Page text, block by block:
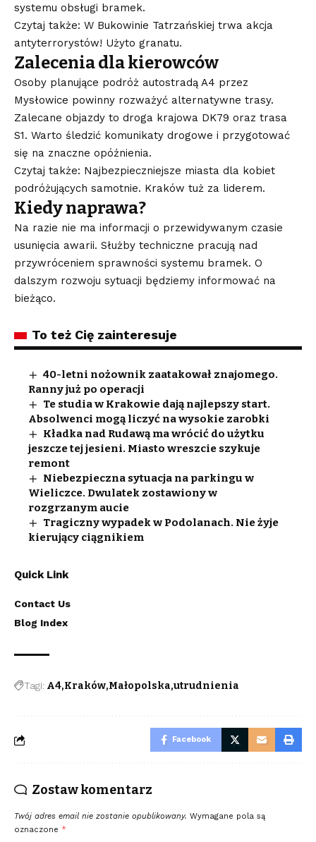
systemu obsługi bramek.
Czytaj także: W Bukowinie Tatrzańskiej trwa akcja
antyterrorystów! Użyto granatu.
Zalecenia dla kierowców
Osoby planujące podróż autostradą A4 przez
Mysłowice powinny rozważyć alternatywne trasy.
Zalecane objazdy to droga krajowa DK79 oraz trasa
S1. Warto śledzić komunikaty drogowe i przygotować
się na znaczne opóźnienia.
Czytaj także: Najbezpieczniejsze miasta dla kobiet
podróżujących samotnie. Kraków tuż za liderem.
Kiedy naprawa?
Na razie nie ma informacji o przewidywanym czasie
usunięcia awarii. Służby techniczne pracują nad
przywróceniem sprawności systemu bramek. O
dalszym rozwoju sytuacji będziemy informować na
bieżąco.
To też Cię zainteresuje
40-letni nożownik zaatakował znajomego.
Ranny już po operacji
Te studia w Krakowie dają najlepszy start.
Absolwenci mogą liczyć na wysokie zarobki
Kładka nad Rudawą ma wrócić do użytku
jeszcze tej jesieni. Miasto wreszcie szykuje
remont
Niebezpieczna sytuacja na parkingu w
Wieliczce. Dwulatek zostawiony w
rozgrzanym aucie
Tragiczny wypadek w Podolanach. Nie żyje
kierujący ciągnikiem
Quick Link
Contact Us
Blog Index
Tagi: A4 Kraków Małopolska utrudnienia
Facebook
Zostaw komentarz
Twój adres email nie zostanie opublikowany. Wymagane pola są
oznaczone *